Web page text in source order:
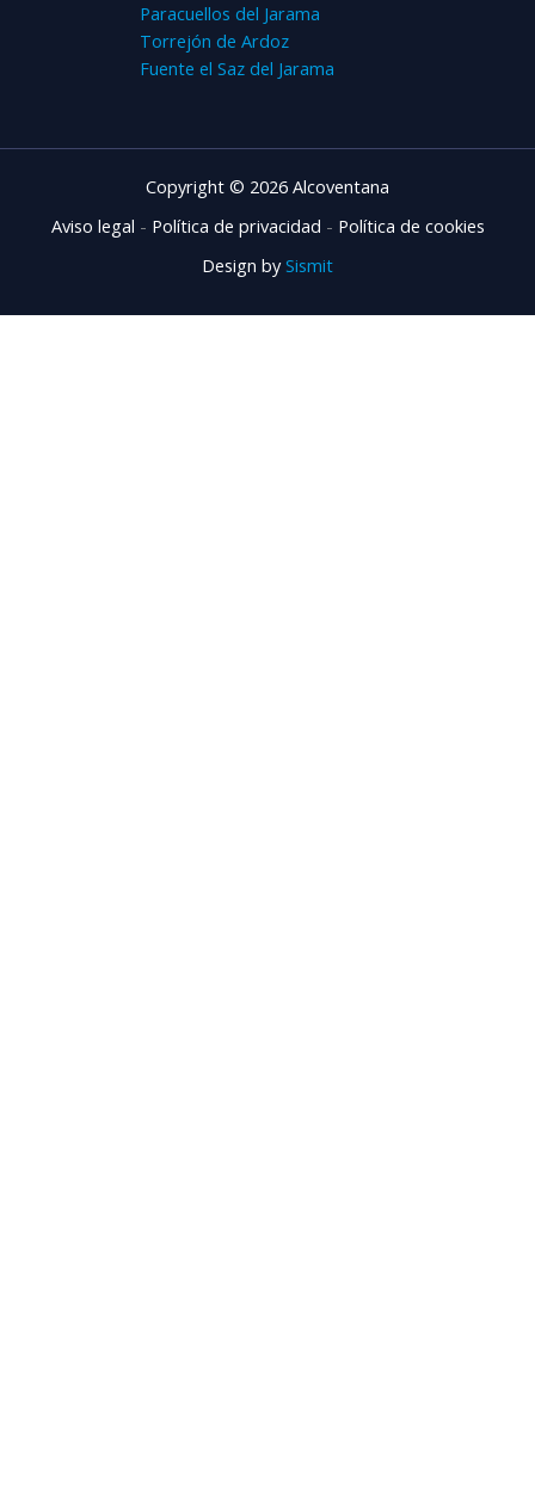
Paracuellos del Jarama
Torrejón de Ardoz
Fuente el Saz del Jarama
Copyright © 2026 Alcoventana
Aviso legal - Política de privacidad - Política de cookies
Design bySismit